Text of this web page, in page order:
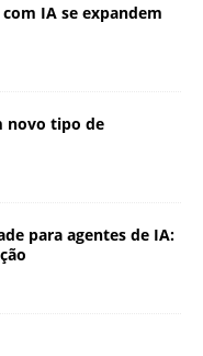
IA se expandem
novo tipo de
para agentes de IA: